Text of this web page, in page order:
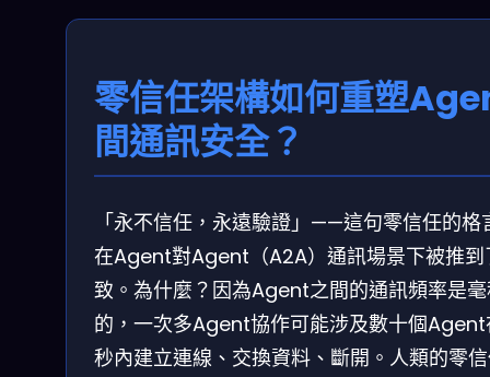
零信任架構如何重塑
間通訊安全？
「永不信任，永遠驗證」——這句零信任的格
在Agent對Agent（A2A）通訊場景下被推到
致。為什麼？因為Agent之間的通訊頻率是
的，一次多Agent協作可能涉及數十個Agent
秒內建立連線、交換資料、斷開。人類的零